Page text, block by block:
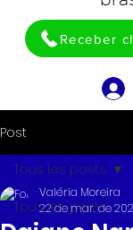
Receber
Post
Tous les posts
Tous les posts
Valéria Moreira
22 de mar. de